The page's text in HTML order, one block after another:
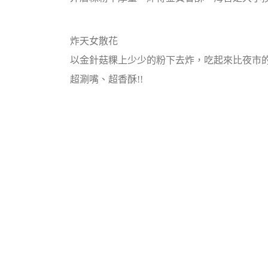
炸天女散花
以金針菇粿上少少的粉下去炸，吃起來比夜市
超涮嘴、超香酥!!